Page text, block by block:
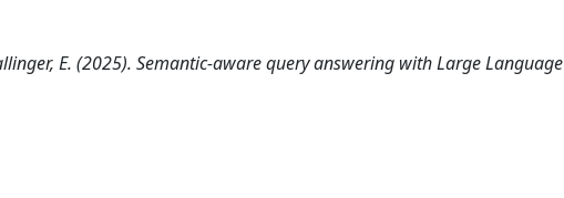
E. (2025). Semantic-aware query answering with Large Language